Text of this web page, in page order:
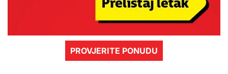
PROVJERITE PONUDU